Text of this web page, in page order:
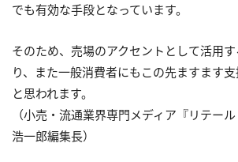
でも有効な手段となっています。
そのため、売場のアクセントとして活用
り、また一般消費者にもこの先ますます
と思われます。
（小売・流通業界専門メディア『リテー
浩一郎編集長）